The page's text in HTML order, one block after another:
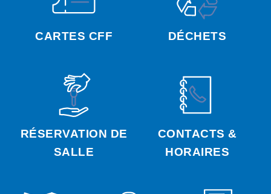
CARTES CFF DÉCHETS
RÉSERVATION DE
SALLE
CONTACTS &
HORAIRES